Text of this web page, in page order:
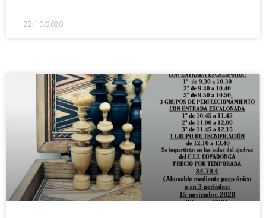
22/10/2020